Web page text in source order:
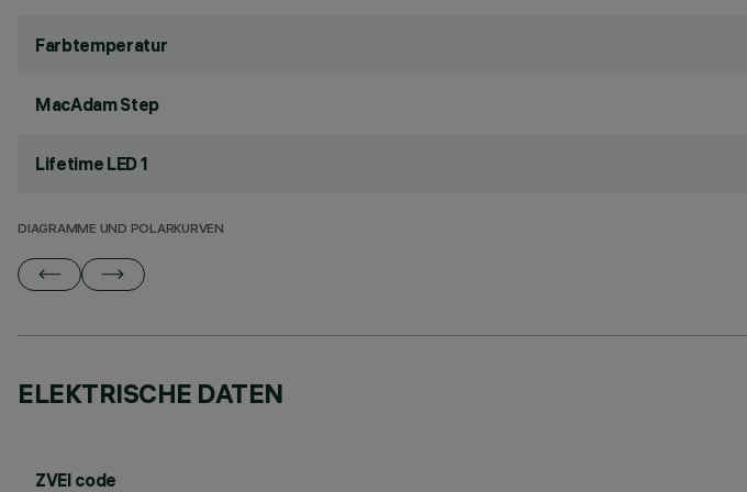
Farbtemperatur
MacAdam Step
Lifetime LED 1
DIAGRAMME UND POLARKURVEN
ELEKTRISCHE DATEN
ZVEI code